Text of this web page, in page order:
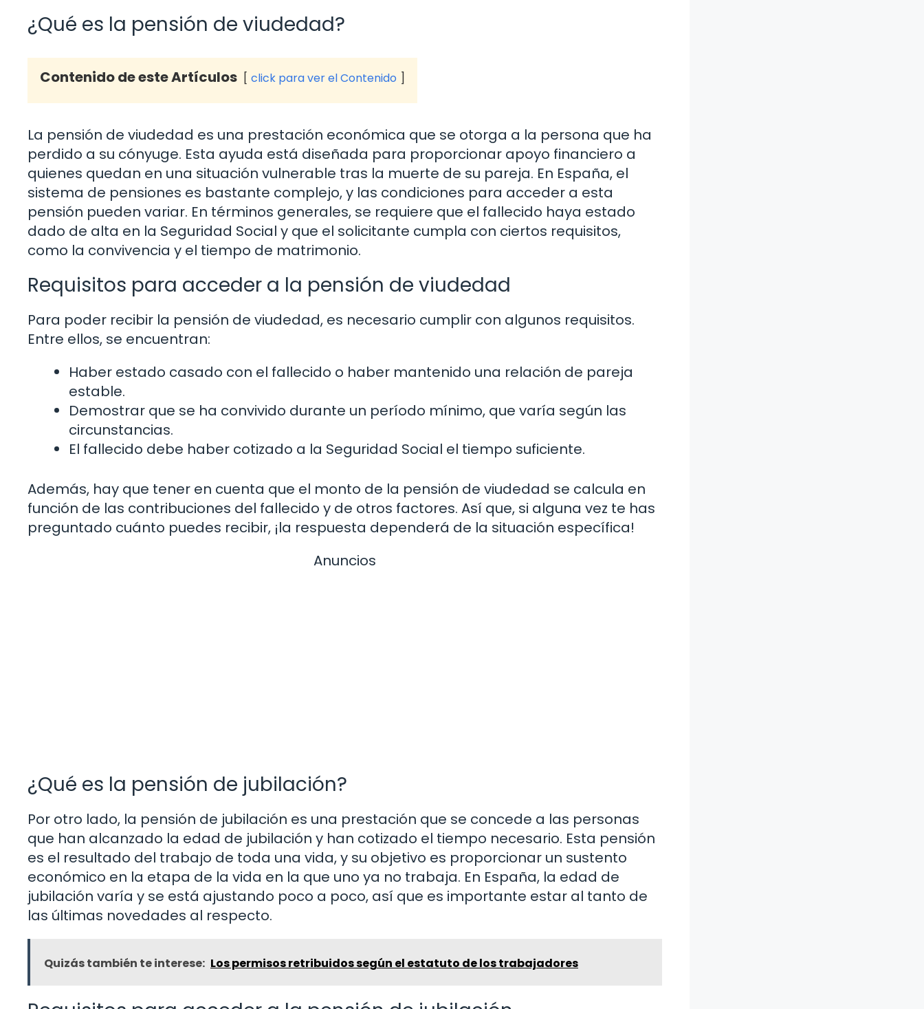
¿Qué es la pensión de viudedad?
Contenido de este Artículos click para ver el Contenido
La pensión de viudedad es una prestación económica que se otorga a la persona que ha
perdido a su cónyuge. Esta ayuda está diseñada para proporcionar apoyo financiero a
quienes quedan en una situación vulnerable tras la muerte de su pareja. En España, el
sistema de pensiones es bastante complejo, y las condiciones para acceder a esta
pensión pueden variar. En términos generales, se requiere que el fallecido haya estado
dado de alta en la Seguridad Social y que el solicitante cumpla con ciertos requisitos,
como la convivencia y el tiempo de matrimonio.
Requisitos para acceder a la pensión de viudedad
Para poder recibir la pensión de viudedad, es necesario cumplir con algunos requisitos.
Entre ellos, se encuentran:
Haber estado casado con el fallecido o haber mantenido una relación de pareja
estable.
Demostrar que se ha convivido durante un período mínimo, que varía según las
circunstancias.
El fallecido debe haber cotizado a la Seguridad Social el tiempo suficiente.
Además, hay que tener en cuenta que el monto de la pensión de viudedad se calcula en
función de las contribuciones del fallecido y de otros factores. Así que, si alguna vez te has
preguntado cuánto puedes recibir, ¡la respuesta dependerá de la situación específica!
Anuncios
¿Qué es la pensión de jubilación?
Por otro lado, la pensión de jubilación es una prestación que se concede a las personas
que han alcanzado la edad de jubilación y han cotizado el tiempo necesario. Esta pensión
es el resultado del trabajo de toda una vida, y su objetivo es proporcionar un sustento
económico en la etapa de la vida en la que uno ya no trabaja. En España, la edad de
jubilación varía y se está ajustando poco a poco, así que es importante estar al tanto de
las últimas novedades al respecto.
Quizás también te interese: Los permisos retribuidos según el estatuto de los trabajadores